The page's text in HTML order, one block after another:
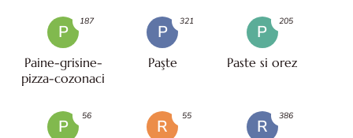
P
Paine-grisine-
pizza-cozonaci
187
P
Paşte
321
P
Paste si orez
205
P
56
R
55
R
386